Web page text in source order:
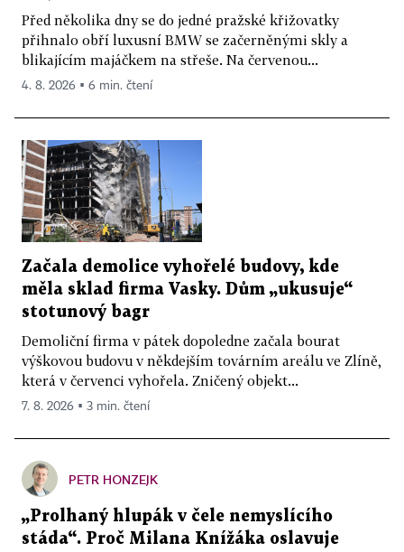
Před několika dny se do jedné pražské křižovatky
přihnalo obří luxusní BMW se začerněnými skly a
blikajícím majáčkem na střeše. Na červenou...
4. 8. 2026 ▪ 6 min. čtení
Začala demolice vyhořelé budovy, kde
měla sklad firma Vasky. Dům „ukusuje“
stotunový bagr
Demoliční firma v pátek dopoledne začala bourat
výškovou budovu v někdejším továrním areálu ve Zlíně,
která v červenci vyhořela. Zničený objekt...
7. 8. 2026 ▪ 3 min. čtení
PETR HONZEJK
„Prolhaný hlupák v čele nemyslícího
stáda“. Proč Milana Knížáka oslavuje